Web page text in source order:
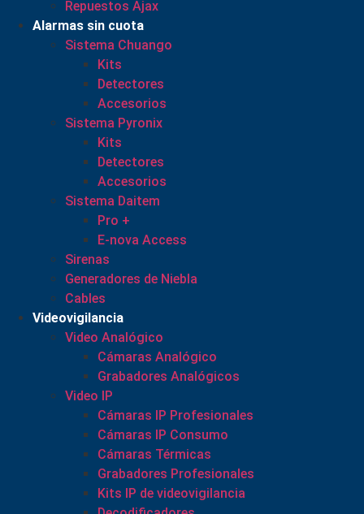
Repuestos Ajax
Alarmas sin cuota
Sistema Chuango
Kits
Detectores
Accesorios
Sistema Pyronix
Kits
Detectores
Accesorios
Sistema Daitem
Pro +
E-nova Access
Sirenas
Generadores de Niebla
Cables
Videovigilancia
Video Analógico
Cámaras Analógico
Grabadores Analógicos
Video IP
Cámaras IP Profesionales
Cámaras IP Consumo
Cámaras Térmicas
Grabadores Profesionales
Kits IP de videovigilancia